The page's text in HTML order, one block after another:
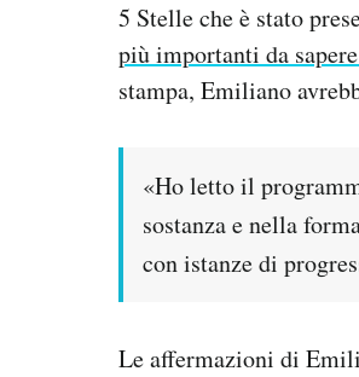
5 Stelle che è stato
più importanti da
stampa, Emiliano
«Ho letto il
sostanza e nella
con istanze di
Le affermazioni di